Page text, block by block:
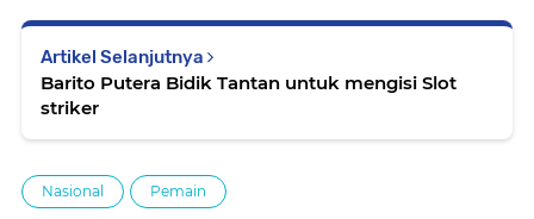
Artikel Selanjutnya
Barito Putera Bidik Tantan untuk mengisi Slot
striker
Nasional Pemain